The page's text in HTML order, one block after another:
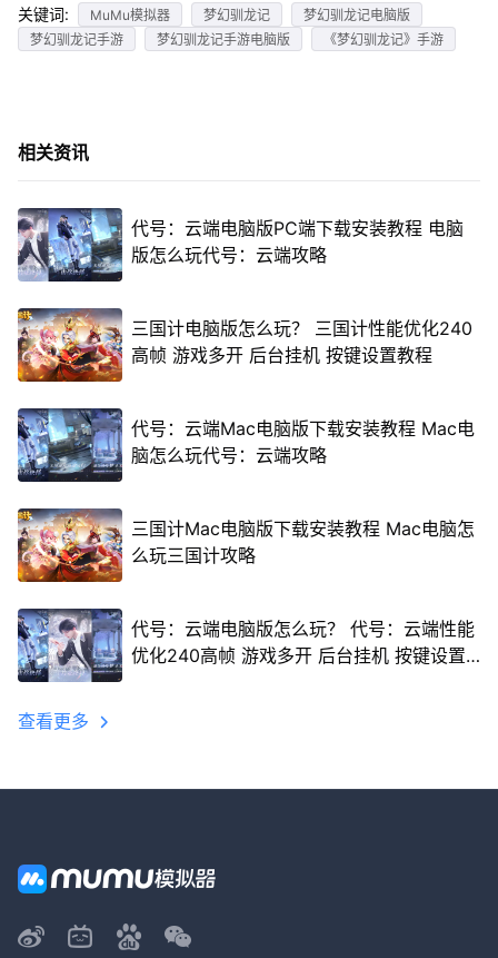
关键词: MuMu模拟器 梦幻驯龙记
梦幻驯龙记电脑版
梦幻驯龙记手游
梦幻驯龙记手游电脑版 《梦幻驯龙记》手游
相关资讯
代号：云端电脑版PC端下载安装教程 电脑
版怎么玩代号：云端攻略
三国计电脑版怎么玩？ 三国计性能优化240
高帧 游戏多开 后台挂机 按键设置教程
代号：云端Mac电脑版下载安装教程 Mac电
脑怎么玩代号：云端攻略
三国计Mac电脑版下载安装教程 Mac电脑怎
么玩三国计攻略
代号：云端电脑版怎么玩？ 代号：云端性能
优化240高帧 游戏多开 后台挂机 按键设置
查看更多